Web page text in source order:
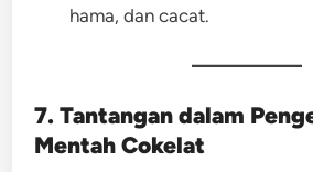
hama, dan cacat.
7. Tantangan dalam
Mentah Cokelat